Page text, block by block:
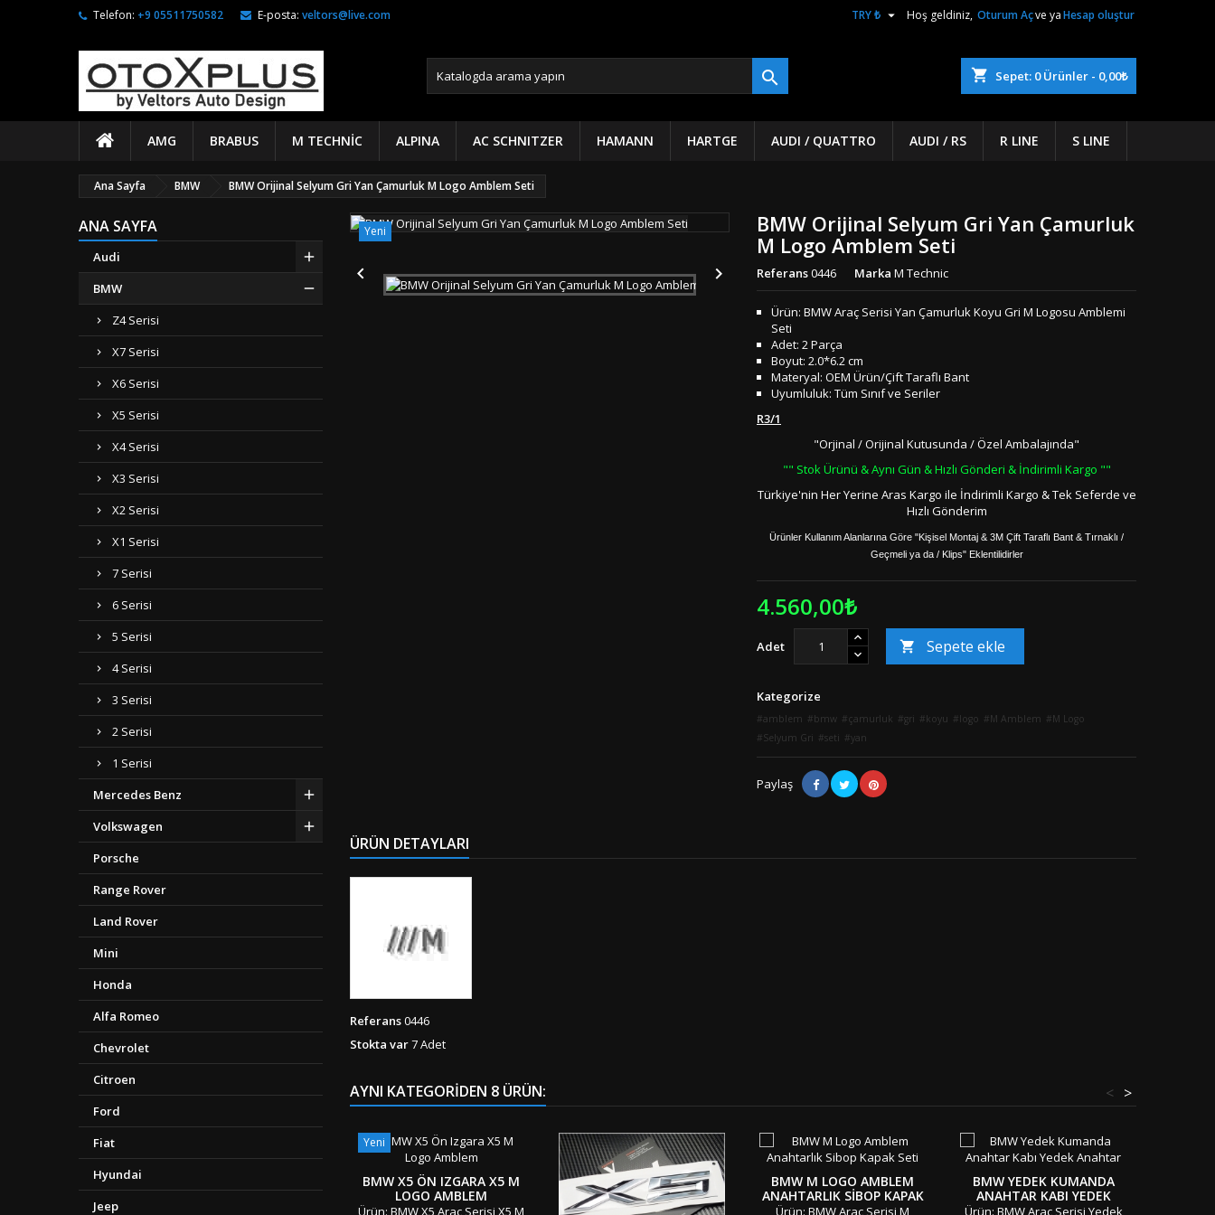
Telefon: +9 05511750582 E-posta: veltors@live.com Hoş geldiniz, Oturum Açve yaHesap oluştur
TRY ₺ 
shopping_cart Sepet: 0Ürünler - 0,00₺

AMG BRABUS M TECHNIC ALPINA AC SCHNITZER HAMANN HARTGE AUDI / QUATTRO AUDI / RS R LINE S LINE
Ana Sayfa BMW BMW Orijinal Selyum Gri Yan Çamurluk M Logo Amblem Seti
ANA SAYFA
Audi
BMW
Z4 Serisi
X7 Serisi
X6 Serisi
X5 Serisi
X4 Serisi
X3 Serisi
X2 Serisi
X1 Serisi
7 Serisi
6 Serisi
5 Serisi
4 Serisi
3 Serisi
2 Serisi
1 Serisi
Mercedes Benz
Volkswagen
Porsche
Range Rover
Land Rover
Mini
Honda
Alfa Romeo
Chevrolet
Citroen
Ford
Fiat
Hyundai
Jeep
Yeni
 
BMW Orijinal Selyum Gri Yan Çamurluk
M Logo Amblem Seti
Referans0446 Marka M Technic
Ürün: BMW Araç Serisi Yan Çamurluk Koyu Gri M Logosu Amblemi
Seti
Adet: 2 Parça
Boyut: 2.0*6.2 cm
Materyal: OEM Ürün/Çift Taraflı Bant
Uyumluluk: Tüm Sınıf ve Seriler
R3/1
"Orjinal / Orijinal Kutusunda / Özel Ambalajında"
"" Stok Ürünü & Aynı Gün & Hızlı Gönderi & İndirimli Kargo ""
Türkiye'nin Her Yerine Aras Kargo ile İndirimli Kargo & Tek Seferde ve
Hızlı Gönderim
Ürünler Kullanım Alanlarına Göre "Kişisel Montaj & 3M Çift Taraflı Bant & Tırnaklı /
Geçmeli ya da / Klips" Eklentilidirler
4.560,00₺
Adet  Sepete ekle
Kategorize
amblem bmw çamurluk gri koyu logo M Amblem
M Logo
Selyum Gri
seti yan
Paylaş
ÜRÜN DETAYLARI
Referans0446
Stokta var7 Adet
AYNI KATEGORIDEN 8 ÜRÜN: >
<
Yeni
BMW X5 ÖN IZGARA X5 M
LOGO AMBLEM
Ürün: BMW X5 Araç Serisi X5 M
BMW M LOGO AMBLEM
ANAHTARLIK SIBOP KAPAK
SETI
Ürün: BMW Araç Serisi M
BMW YEDEK KUMANDA
ANAHTAR KABI YEDEK
ANAHTAR
Ürün: BMW Araç Serisi Yedek